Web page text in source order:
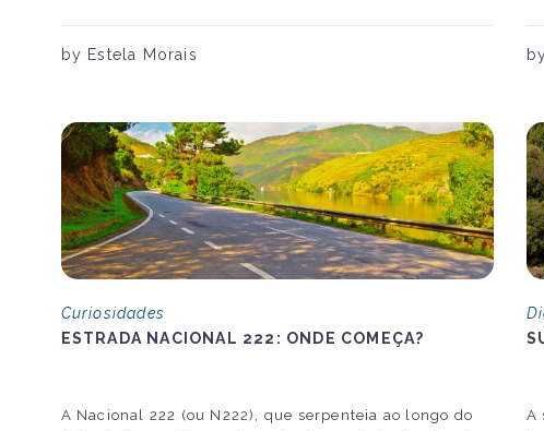
by Estela Morais
Curiosidades
ESTRADA NACIONAL 222: ONDE COMEÇA?
A Nacional 222 (ou N222), que serpenteia ao longo do
A